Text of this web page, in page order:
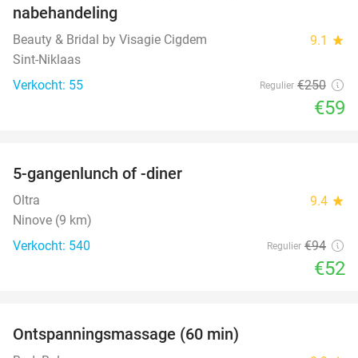
nabehandeling
Beauty & Bridal by Visagie Cigdem 9.1 star
Sint-Niklaas
Verkocht: 55
Regulier €250
€59
5-gangenlunch of -diner
Oltra 9.4 star
Ninove (9 km)
Verkocht: 540
Regulier €94
€52
Ontspanningsmassage (60 min)